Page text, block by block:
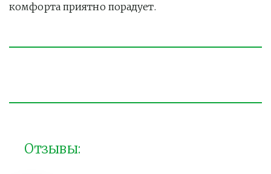
комфорта приятно порадует.
Отзывы: